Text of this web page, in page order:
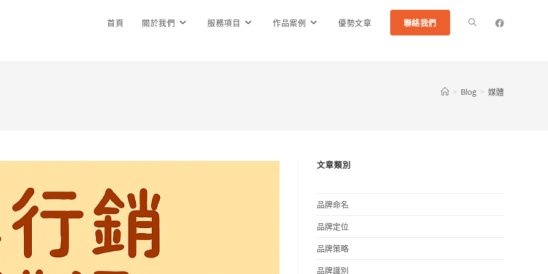
首頁 關於我們 服務項目 作品案例 優勢文章 聯絡我們
> Blog > 媒體
文章類別
品牌命名
品牌定位
品牌策略
品牌識別